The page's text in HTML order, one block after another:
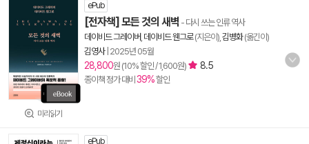
미리읽기
ePub
[전자책] 모든 것의 새벽 - 다시 쓰는 인류 역사
데이비드 그레이버 데이비드 웬그로(지은이), 김병화(옮긴이)
김영사| 2025년 05월
28,800원 (10% 할인 / 1,600원) 8.5
종이책 정가 대비 39%할인
ePub